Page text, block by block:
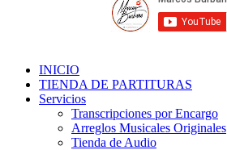
INICIO
TIENDA DE PARTITURAS
Servicios
Transcripciones por Encargo
Arreglos Musicales Originales
Tienda de Audio